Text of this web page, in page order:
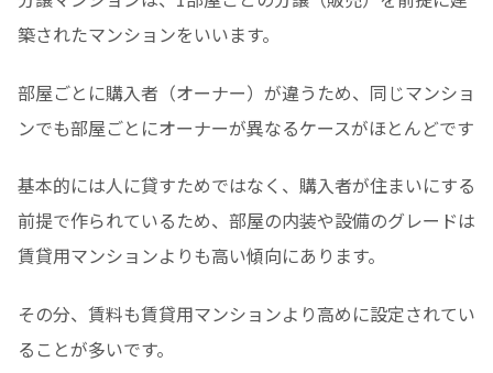
築されたマンションをいいます。
部屋ごとに購入者（オーナー）が違うため、同じマンショ
ンでも部屋ごとにオーナーが異なるケースがほとんどです
基本的には人に貸すためではなく、購入者が住まいにする
前提で作られているため、部屋の内装や設備のグレードは
賃貸用マンションよりも高い傾向にあります。
その分、賃料も賃貸用マンションより高めに設定されてい
ることが多いです。